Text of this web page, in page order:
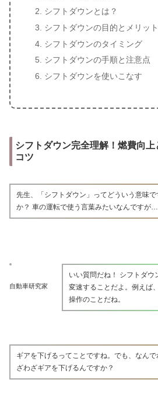
シフトダウンとは？
シフトダウンの目的とメリット
シフトダウンのタイミング
シフトダウンの手順と注意点
シフトダウンを使いこなす
シフトダウン完全理解！燃費向
コツ
先生、「シフトダウン」ってどういう意味で
か？ 車の運転で使う言葉みたいなんですが…
自動車研究家
いい質問だね！ シフトダウ
変速することだよ。例えば
操作のことだね。
ギアを下げるってことですね。でも、なんで
ざわざギアを下げるんですか？